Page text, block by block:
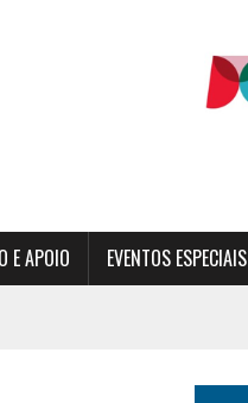
E APOIO EVENTOS ESPECIAIS